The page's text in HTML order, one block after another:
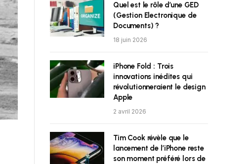
Quel est le rôle d’une GED
(Gestion Electronique de
Documents) ?
18 juin 2026
iPhone Fold : Trois
innovations inédites qui
révolutionneraient le design
Apple
2 avril 2026
Tim Cook révèle que le
lancement de l’iPhone reste
son moment préféré lors de